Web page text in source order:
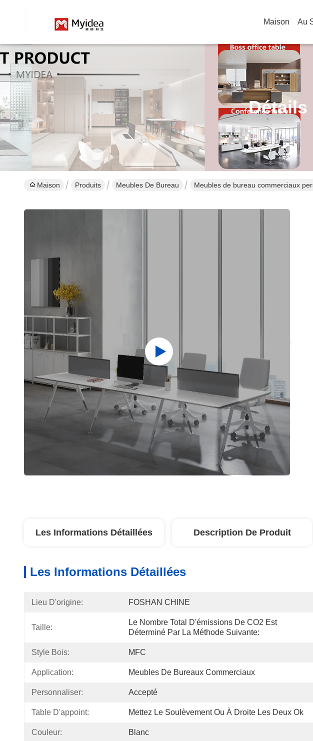
Maison Au
Détails
Maison Produits Meubles De Bureau Meubles de bureau commerciaux
Les Informations Détaillées Description De Produit
Les Informations Détaillées
Lieu D'origine: FOSHAN CHINE
Taille:
Le Nombre Total D'émissions De CO2 Est
Déterminé Par La Méthode Suivante:
Style Bois: MFC
Application: Meubles De Bureaux Commerciaux
Personnaliser: Accepté
Table D'appoint: Mettez Le Soulèvement Ou À Droite Les Deux Ok
Couleur: Blanc